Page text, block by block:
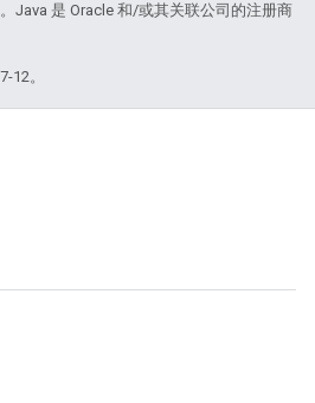
。Java 是 Oracle 和/或其关联公司的注册商
12。